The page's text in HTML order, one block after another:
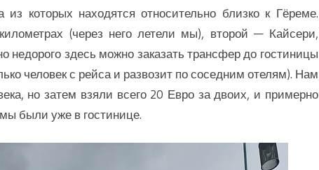
которых находятся относительно близко к Гёреме.
(через него летели мы), второй — Кайсери,
недорого здесь можно заказать трансфер до гостиницы
человек с рейса и развозит по соседним отелям). Нам
но затем взяли всего 20 Евро за двоих, и примерно
были уже в гостинице.